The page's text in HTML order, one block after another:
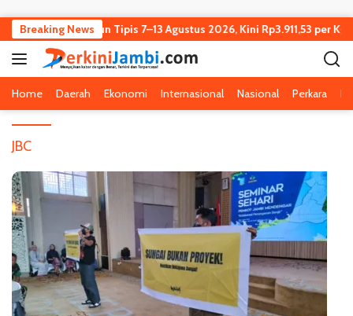
Breaking News
Sawit Jambi Turun Tipis 7–13 Agustus 2026, Kini Rp3.911,53 per Kg
Home Daerah Ekonomi Internasional Nasional Perkara
JBC